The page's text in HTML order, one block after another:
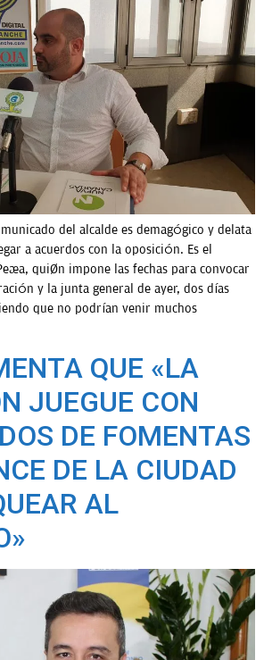
del alcalde es demagógico y delata
a acuerdos con la oposición. Es el
quién impone las fechas para convocar
y la junta general de ayer, dos días
que no podrían venir muchos
QUE «LA
JUEGUE CON
DE FOMENTAS
DE LA CIUDAD
AL